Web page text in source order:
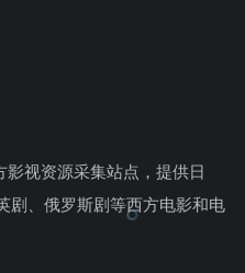
视资源采集站点，提供日
剧、俄罗斯剧等西方电影和电